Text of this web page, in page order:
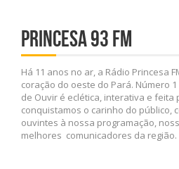
PRINCESA 93 FM
Há 11 anos no ar, a Rádio Princesa
coração do oeste do Pará. Número
de Ouvir é eclética, interativa e feita
conquistamos o carinho do público,
ouvintes à nossa programação,
melhores comunicadores da região.